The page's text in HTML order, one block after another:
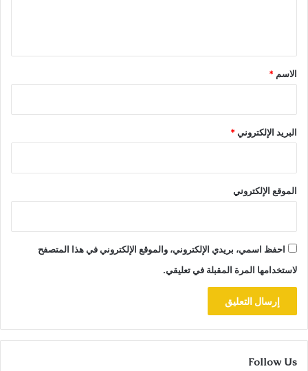
*
الاسم *
البريد الإلكتروني*
الموقع الإلكتروني
احفظ اسمي، بريدي الإلكتروني، والموقع الإلكتروني في هذا المتصفح
لاستخدامها المرة المقبلة في تعليقي.
Follow Us